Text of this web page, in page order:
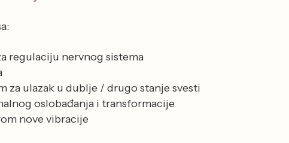
regulaciju nervnog sistema
za ulazak u dublje / drugo stanje svesti
oslobađanja i transformacije
nove vibracije